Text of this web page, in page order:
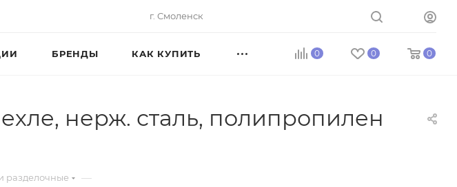
г. Смоленск
0 0 0
БРЕНДЫ КАК КУПИТЬ
нерж. сталь, полипропилен
разделочные —